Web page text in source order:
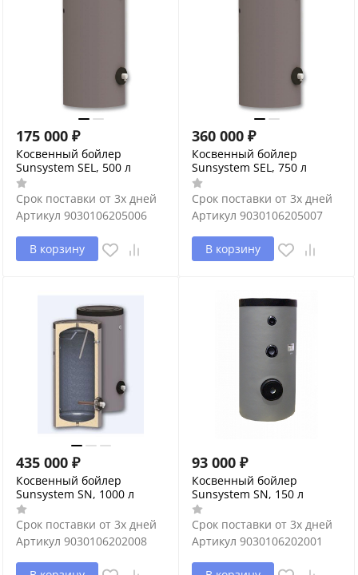
175 000 ₽
Косвенный бойлер
Sunsystem SEL, 500 л
Срок поставки от 3х дней
Артикул 9030106205006
В корзину
360 000 ₽
Косвенный бойлер
Sunsystem SEL, 750 л
Срок поставки от 3х дней
Артикул 9030106205007
В корзину
435 000 ₽
Косвенный бойлер
Sunsystem SN, 1000 л
Срок поставки от 3х дней
Артикул 9030106202008
93 000 ₽
Косвенный бойлер
Sunsystem SN, 150 л
Срок поставки от 3х дней
Артикул 9030106202001